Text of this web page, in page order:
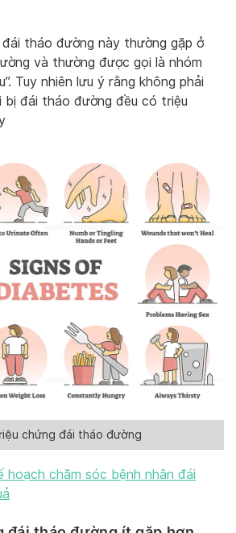
tháo đường này thường gặp ở
và thường được gọi là nhóm
Tuy nhiên lưu ý rằng không phải
bị đái tháo đường đều có triệu
chứng đái tháo đường
hoạch chăm sóc bệnh nhân đái